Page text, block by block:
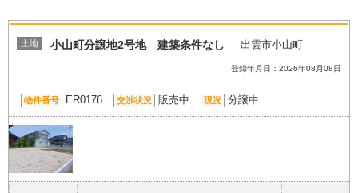
土地 小山町分譲地2号地 建築条件なし 出雲市小山町
登録年月日：2026年08月08日
物件番号 ER0176 交渉状況 販売中 現況 分譲中